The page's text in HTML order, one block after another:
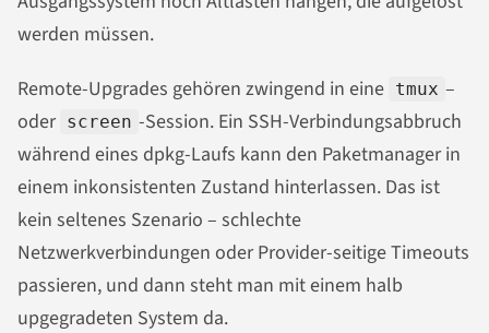
werden müssen.
Remote-Upgrades gehören zwingend in eine tmux –
oder screen -Session. Ein SSH-Verbindungsabbruch
während eines dpkg-Laufs kann den Paketmanager in
einem inkonsistenten Zustand hinterlassen. Das ist
kein seltenes Szenario – schlechte
Netzwerkverbindungen oder Provider-seitige Timeouts
passieren, und dann steht man mit einem halb
upgegradeten System da.